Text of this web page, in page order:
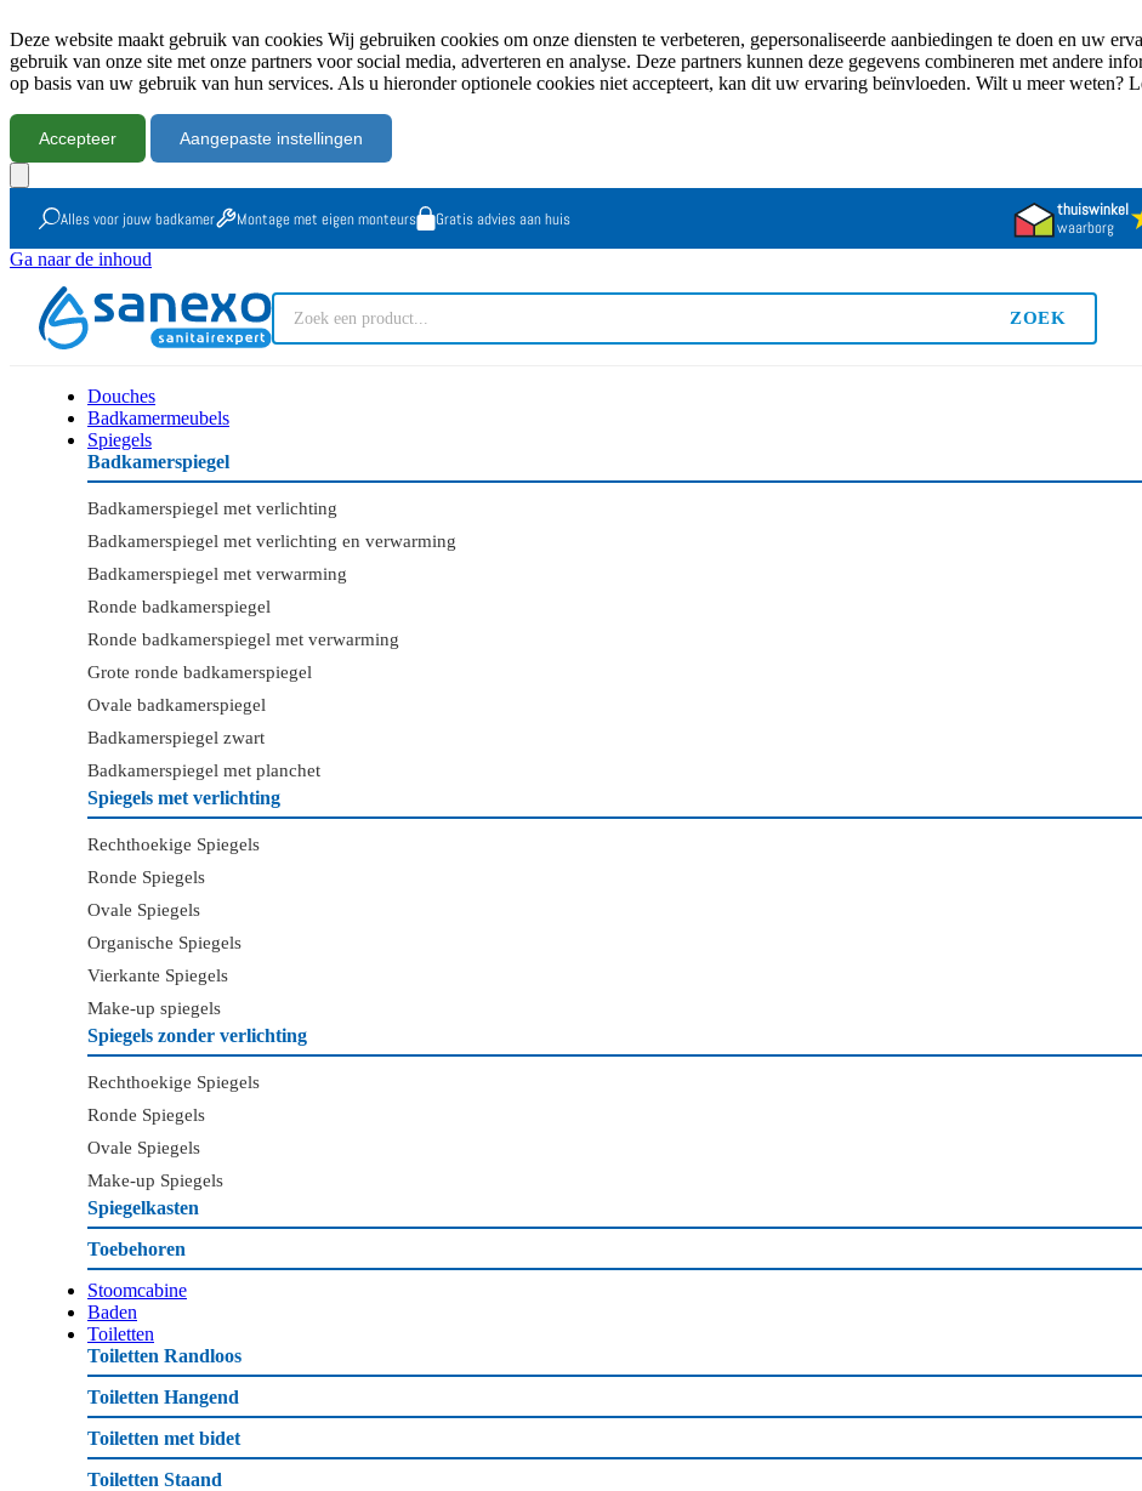
Deze website maakt gebruik van cookies Wij gebruiken cookies om onze diensten te verbeteren, gepersonaliseerde aanbiedingen te doen en uw
gebruik van onze site met onze partners voor social media, adverteren en analyse. Deze partners kunnen deze gegevens combineren met andere
op basis van uw gebruik van hun services. Als u hieronder optionele cookies niet accepteert, kan dit uw ervaring beïnvloeden. Wilt u meer weten?
Accepteer Aangepaste instellingen
Alles voor jouw badkamer Montage met eigen monteurs Gratis advies aan huis
thuiswinkel
waarborg
Ga naar de inhoud
ZOEK
Douches
Badkamermeubels
Spiegels
Badkamerspiegel
Badkamerspiegel met verlichting
Badkamerspiegel met verlichting en verwarming
Badkamerspiegel met verwarming
Ronde badkamerspiegel
Ronde badkamerspiegel met verwarming
Grote ronde badkamerspiegel
Ovale badkamerspiegel
Badkamerspiegel zwart
Badkamerspiegel met planchet
Spiegels met verlichting
Rechthoekige Spiegels
Ronde Spiegels
Ovale Spiegels
Organische Spiegels
Vierkante Spiegels
Make-up spiegels
Spiegels zonder verlichting
Rechthoekige Spiegels
Ronde Spiegels
Ovale Spiegels
Make-up Spiegels
Spiegelkasten
Toebehoren
Stoomcabine
Baden
Toiletten
Toiletten Randloos
Toiletten Hangend
Toiletten met bidet
Toiletten Staand